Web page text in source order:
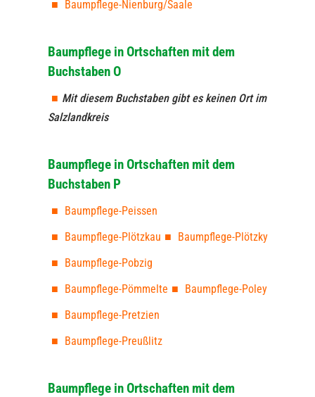
Baumpflege-Nienburg/Saale
Baumpflege in Ortschaften mit dem
Buchstaben O
Mit diesem Buchstaben gibt es keinen Ort im
Salzlandkreis
Baumpflege in Ortschaften mit dem
Buchstaben P
Baumpflege-Peissen
Baumpflege-Plötzkau
Baumpflege-Plötzky
Baumpflege-Pobzig
Baumpflege-Pömmelte
Baumpflege-Poley
Baumpflege-Pretzien
Baumpflege-Preußlitz
Baumpflege in Ortschaften mit dem